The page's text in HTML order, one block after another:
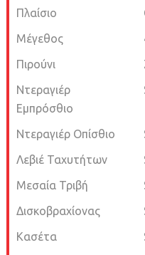
Πλαίσιο
Μέγεθος
Πιρούνι
Ντεραγιέρ
Εμπρόσθιο
Ντεραγιέρ Οπίσθιο
Λεβιέ Ταχυτήτων
Μεσαία Τριβή
Δισκοβραχίονας
Κασέτα